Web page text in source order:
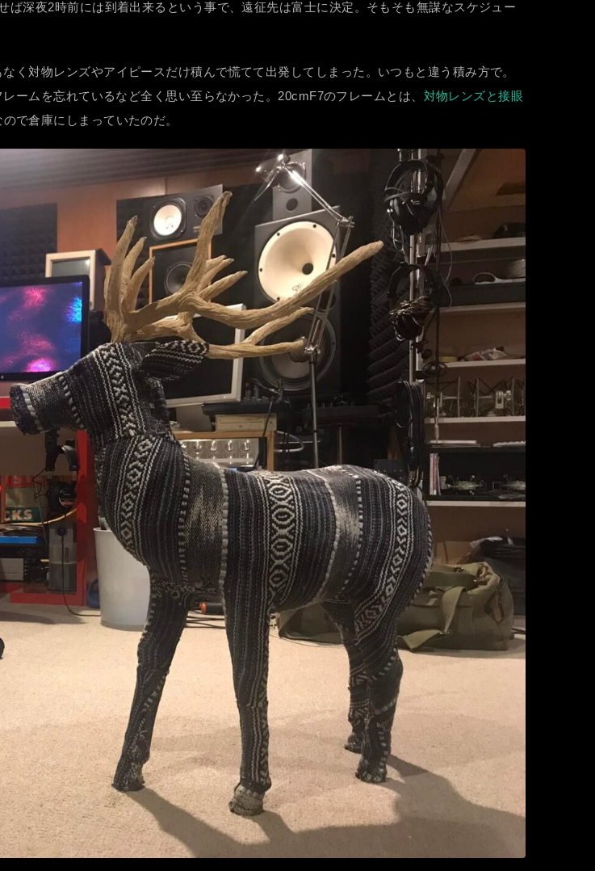
深夜2時前には到着出来るという事で、遠征先は富士に決定。そもそも無謀なスケジュー
く対物レンズやアイピースだけ積んで慌てて出発してしまった。いつもと違う積み方で。
ームを忘れているなど全く思い至らなかった。20cmF7のフレームとは、 対物レンズと接眼
で倉庫にしまっていたのだ。